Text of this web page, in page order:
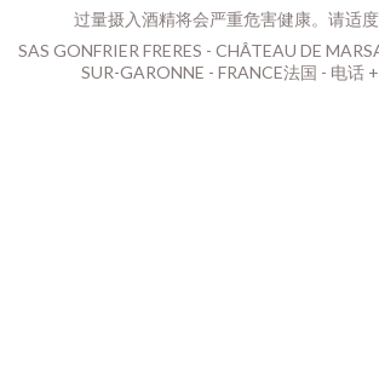
过量摄入酒精将会严重危害健康。请适度
SAS GONFRIER FRERES - CHÂTEAU DE
SUR-GARONNE - FRANCE法国 - 电话